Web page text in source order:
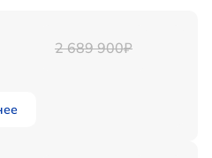
2 689 900₽